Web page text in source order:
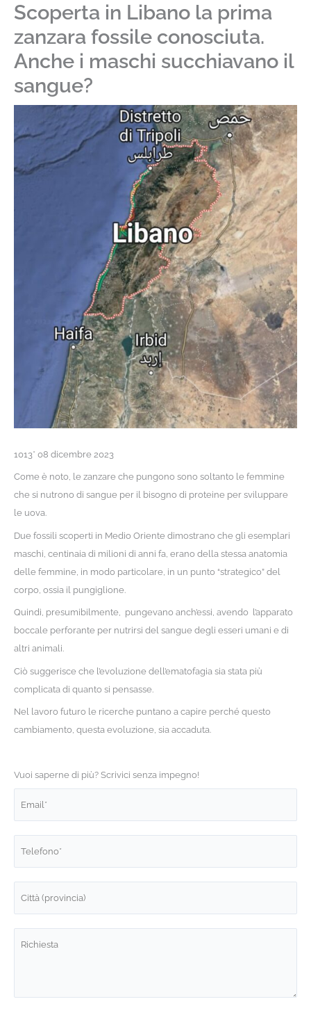
Scoperta in Libano la prima
zanzara fossile conosciuta.
Anche i maschi succhiavano il
sangue?
1013* 08 dicembre 2023
Come è noto, le zanzare che pungono sono soltanto le femmine
che si nutrono di sangue per il bisogno di proteine per sviluppare
le uova.
Due fossili scoperti in Medio Oriente dimostrano che gli esemplari
maschi, centinaia di milioni di anni fa, erano della stessa anatomia
delle femmine, in modo particolare, in un punto “strategico” del
corpo, ossia il pungiglione.
Quindi, presumibilmente, pungevano anch’essi, avendo l’apparato
boccale perforante per nutrirsi del sangue degli esseri umani e di
altri animali.
Ciò suggerisce che l’evoluzione dell’ematofagia sia stata più
complicata di quanto si pensasse.
Nel lavoro futuro le ricerche puntano a capire perché questo
cambiamento, questa evoluzione, sia accaduta.
Vuoi saperne di più? Scrivici senza impegno!